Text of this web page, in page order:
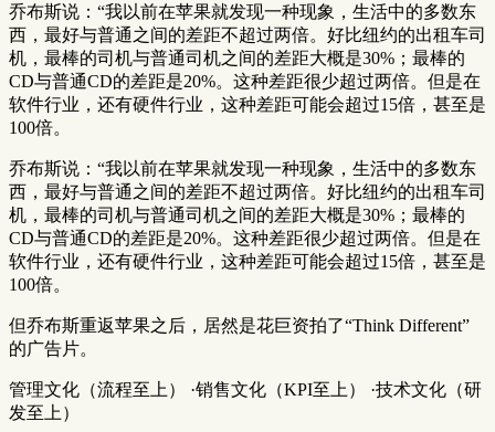
乔布斯说：“我以前在苹果就发现一种现象，生活中的多数东
西，最好与普通之间的差距不超过两倍。好比纽约的出租车司
机，最棒的司机与普通司机之间的差距大概是30%；最棒的
CD与普通CD的差距是20%。这种差距很少超过两倍。但是在
软件行业，还有硬件行业，这种差距可能会超过15倍，甚至是
100倍。
乔布斯说：“我以前在苹果就发现一种现象，生活中的多数东
西，最好与普通之间的差距不超过两倍。好比纽约的出租车司
机，最棒的司机与普通司机之间的差距大概是30%；最棒的
CD与普通CD的差距是20%。这种差距很少超过两倍。但是在
软件行业，还有硬件行业，这种差距可能会超过15倍，甚至是
100倍。
但乔布斯重返苹果之后，居然是花巨资拍了“Think Different”
的广告片。
管理文化（流程至上） ·销售文化（KPI至上） ·技术文化（研
发至上）